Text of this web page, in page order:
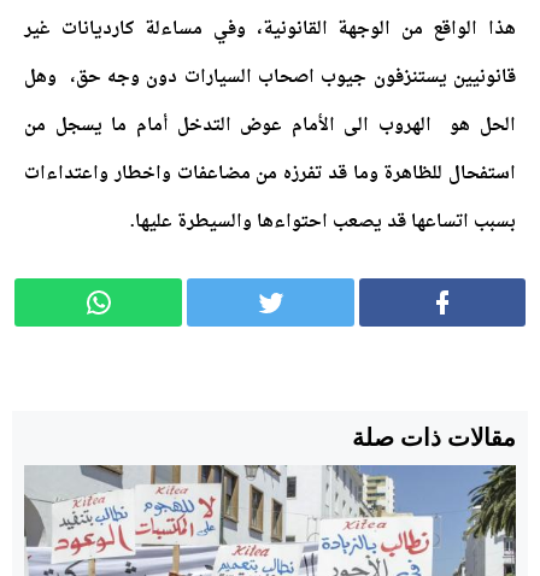
هذا الواقع من الوجهة القانونية، وفي مساءلة كارديانات غير
قانونيين يستنزفون جيوب اصحاب السيارات دون وجه حق، وهل
الحل هو الهروب الى الأمام عوض التدخل أمام ما يسجل من
استفحال للظاهرة وما قد تفرزه من مضاعفات واخطار واعتداءات
بسبب اتساعها قد يصعب احتواءها والسيطرة عليها.
مقالات ذات صلة